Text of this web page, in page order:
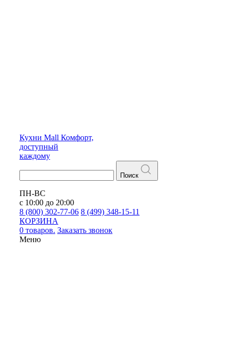
Кухни Mall Комфорт,
доступный
каждому
Поиск
ПН-ВС
с 10:00 до 20:00
8 (800) 302-77-06 8 (499) 348-15-11
КОРЗИНА
0 товаров. Заказать звонок
Меню